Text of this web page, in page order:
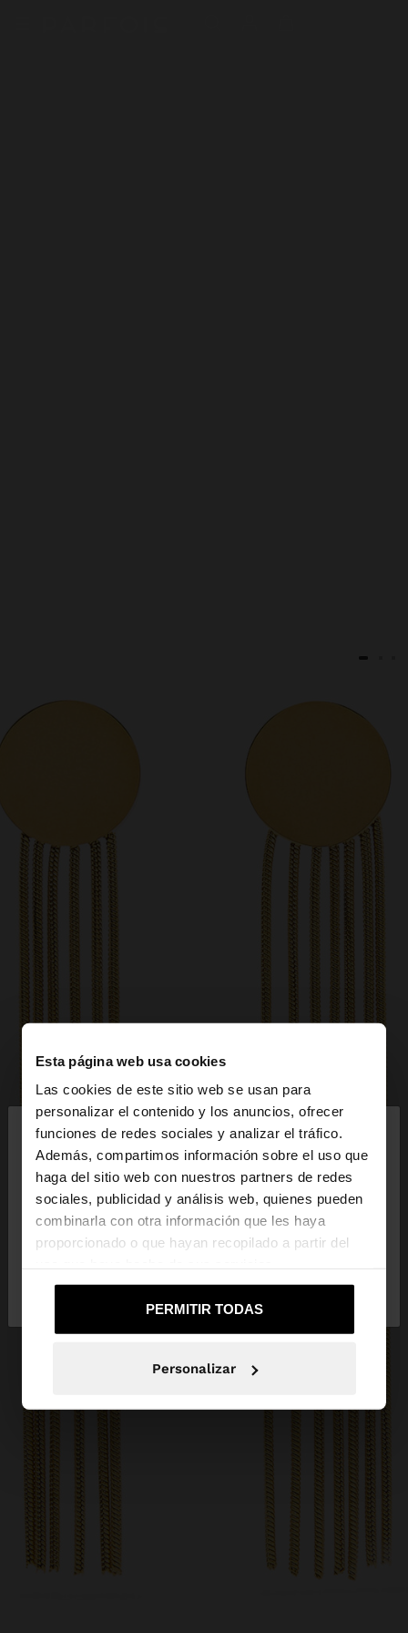
Esta página web usa cookies
Las cookies de este sitio web se usan para
personalizar el contenido y los anuncios, ofrecer
funciones de redes sociales y analizar el tráfico.
Además, compartimos información sobre el uso que
haga del sitio web con nuestros partners de redes
sociales, publicidad y análisis web, quienes pueden
combinarla con otra información que les haya
proporcionado o que hayan recopilado a partir del
PERMITIR TODAS
Personalizar
hola
Estás accediendo a la web de España. ¿Quieres ir a
la web de United States?